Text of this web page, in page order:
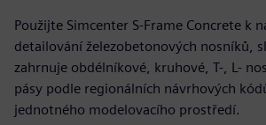
Použijte Simcenter S-Frame Concrete k
detailování železobetonových nosníků,
zahrnuje obdélníkové, kruhové, T-, L-
pásy podle regionálních návrhových
jednotného modelovacího prostředí.